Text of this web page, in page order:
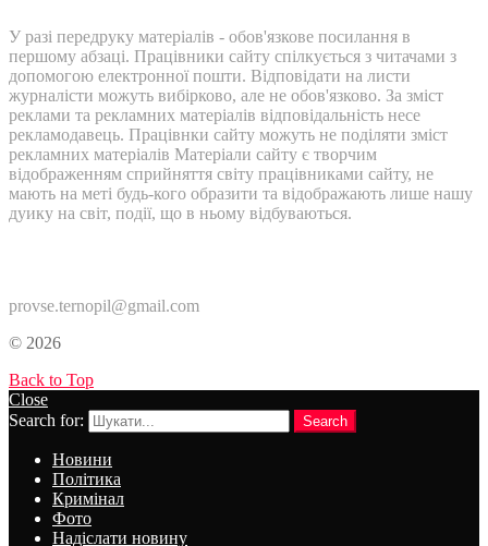
У разі передруку матеріалів - обов'язкове посилання в
першому абзаці. Працівники сайту спілкується з читачами з
допомогою електронної пошти. Відповідати на листи
журналісти можуть вибірково, але не обов'язково. За зміст
реклами та рекламних матеріалів відповідальність несе
рекламодавець. Працівнки сайту можуть не поділяти зміст
рекламних матеріалів Матеріали сайту є творчим
відображенням сприйняття світу працівниками сайту, не
мають на меті будь-кого образити та відображають лише нашу
дуику на світ, події, що в ньому відбуваються.
provse.ternopil@gmail.com
© 2026
Back to Top
Close
Search for:
Search
Новини
Політика
Кримінал
Фото
Надіслати новину